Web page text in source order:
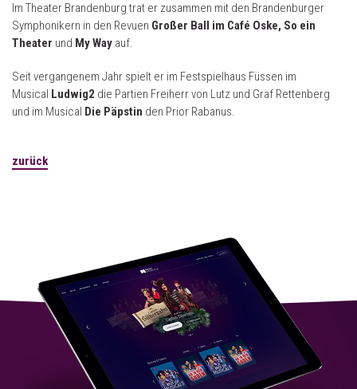
Im Theater Brandenburg trat er zusammen mit den Brandenburger
Symphonikern in den Revuen Großer Ball im Café Oske, So ein
Theater und My Way auf.
Seit vergangenem Jahr spielt er im Festspielhaus Füssen im
Musical Ludwig2 die Partien Freiherr von Lutz und Graf Rettenberg
und im Musical Die Päpstin den Prior Rabanus.
zurück